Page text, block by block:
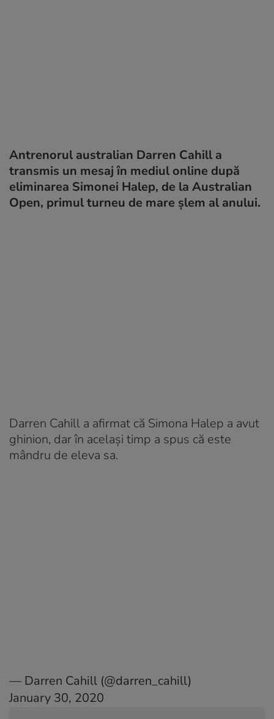
Antrenorul australian Darren Cahill a
transmis un mesaj în mediul online după
eliminarea Simonei Halep, de la Australian
Open, primul turneu de mare șlem al anului.
Darren Cahill a afirmat că Simona Halep a avut
ghinion, dar în același timp a spus că este
mândru de eleva sa.
— Darren Cahill (@darren_cahill)
January 30, 2020